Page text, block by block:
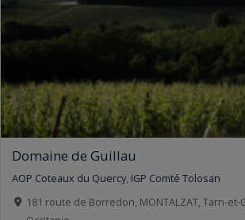
Domaine de Guillau
AOP Coteaux du Quercy, IGP Comté Tolosan
181 route de Borredon, MONTALZAT, Tarn-et-